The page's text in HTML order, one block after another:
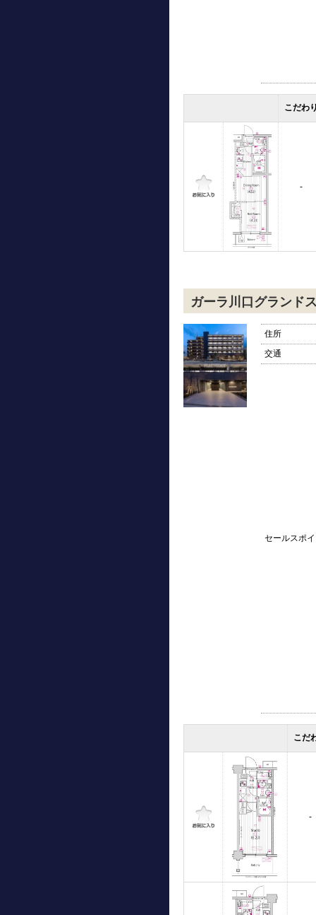
こだわ
-
ガーラ川口グランド
住所
交通
セールスポ
こだ
-